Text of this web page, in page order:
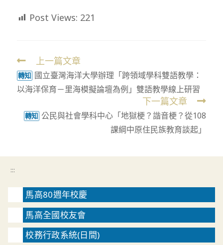
Post Views: 221
Read
more
articles
上一篇文章
轉知 國立臺灣海洋大學辦理「跨領域學科雙語教學：
以海洋保育－里海模擬論壇為例」雙語教學線上研習
下一篇文章
轉知 公民與社會學科中心「地獄梗？諧音梗？從108
課綱中原住民族教育談起」
:::
馬高80週年校慶
馬高全國校友會
校務行政系統(日間)